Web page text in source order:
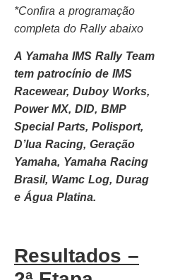
*Confira a programação
completa do Rally abaixo
A Yamaha IMS Rally Team
tem patrocínio de IMS
Racewear, Duboy Works,
Power MX, DID, BMP
Special Parts, Polisport,
D’lua Racing, Geração
Yamaha, Yamaha Racing
Brasil, Wamc Log, Durag
e Água Platina.
Resultados –